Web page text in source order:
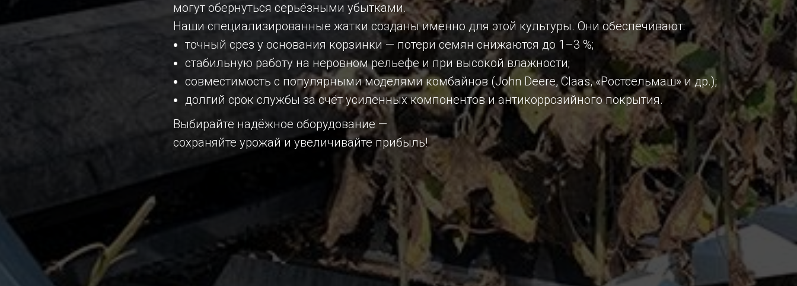
могут обернуться серьёзными убытками.
Наши специализированные жатки созданы именно для этой культуры. Они обеспечивают:
точный срез у основания корзинки — потери семян снижаются до 1–3 %;
стабильную работу на неровном рельефе и при высокой влажности;
совместимость с популярными моделями комбайнов (John Deere, Claas, «Ростсельмаш» и др.);
долгий срок службы за счёт усиленных компонентов и антикоррозийного покрытия.
Выбирайте надёжное оборудование —
сохраняйте урожай и увеличивайте прибыль!